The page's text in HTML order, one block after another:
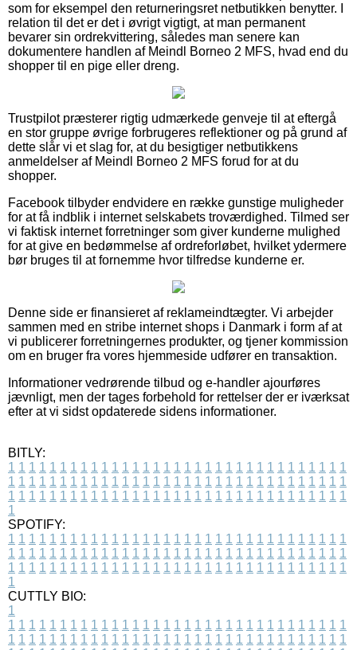
som for eksempel den returneringsret netbutikken benytter. I
relation til det er det i øvrigt vigtigt, at man permanent
bevarer sin ordrekvittering, således man senere kan
dokumentere handlen af Meindl Borneo 2 MFS, hvad end du
shopper til en pige eller dreng.
Trustpilot præsterer rigtig udmærkede genveje til at eftergå
en stor gruppe øvrige forbrugeres reflektioner og på grund af
dette slår vi et slag for, at du besigtiger netbutikkens
anmeldelser af Meindl Borneo 2 MFS forud for at du
shopper.
Facebook tilbyder endvidere en række gunstige muligheder
for at få indblik i internet selskabets troværdighed. Tilmed ser
vi faktisk internet forretninger som giver kunderne mulighed
for at give en bedømmelse af ordreforløbet, hvilket ydermere
bør bruges til at fornemme hvor tilfredse kunderne er.
Denne side er finansieret af reklameindtægter. Vi arbejder
sammen med en stribe internet shops i Danmark i form af at
vi publicerer forretningernes produkter, og tjener kommission
om en bruger fra vores hjemmeside udfører en transaktion.
Informationer vedrørende tilbud og e-handler ajourføres
jævnligt, men der tages forbehold for rettelser der er iværksat
efter at vi sidst opdaterede sidens informationer.
BITLY:
1 1 1 1 1 1 1 1 1 1 1 1 1 1 1 1 1 1 1 1 1 1 1 1 1 1 1 1 1 1 1 1 1
1 1 1 1 1 1 1 1 1 1 1 1 1 1 1 1 1 1 1 1 1 1 1 1 1 1 1 1 1 1 1 1 1
1 1 1 1 1 1 1 1 1 1 1 1 1 1 1 1 1 1 1 1 1 1 1 1 1 1 1 1 1 1 1 1 1
1
SPOTIFY:
1 1 1 1 1 1 1 1 1 1 1 1 1 1 1 1 1 1 1 1 1 1 1 1 1 1 1 1 1 1 1 1 1
1 1 1 1 1 1 1 1 1 1 1 1 1 1 1 1 1 1 1 1 1 1 1 1 1 1 1 1 1 1 1 1 1
1 1 1 1 1 1 1 1 1 1 1 1 1 1 1 1 1 1 1 1 1 1 1 1 1 1 1 1 1 1 1 1 1
1
CUTTLY BIO:
1
1 1 1 1 1 1 1 1 1 1 1 1 1 1 1 1 1 1 1 1 1 1 1 1 1 1 1 1 1 1 1 1 1
1 1 1 1 1 1 1 1 1 1 1 1 1 1 1 1 1 1 1 1 1 1 1 1 1 1 1 1 1 1 1 1 1